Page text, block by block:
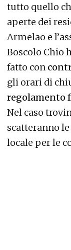
tutto quello
aperte dei
Armelao e
Boscolo Chio
fatto con
gli orari di
regolamento
Nel caso
scatteranno
locale per le